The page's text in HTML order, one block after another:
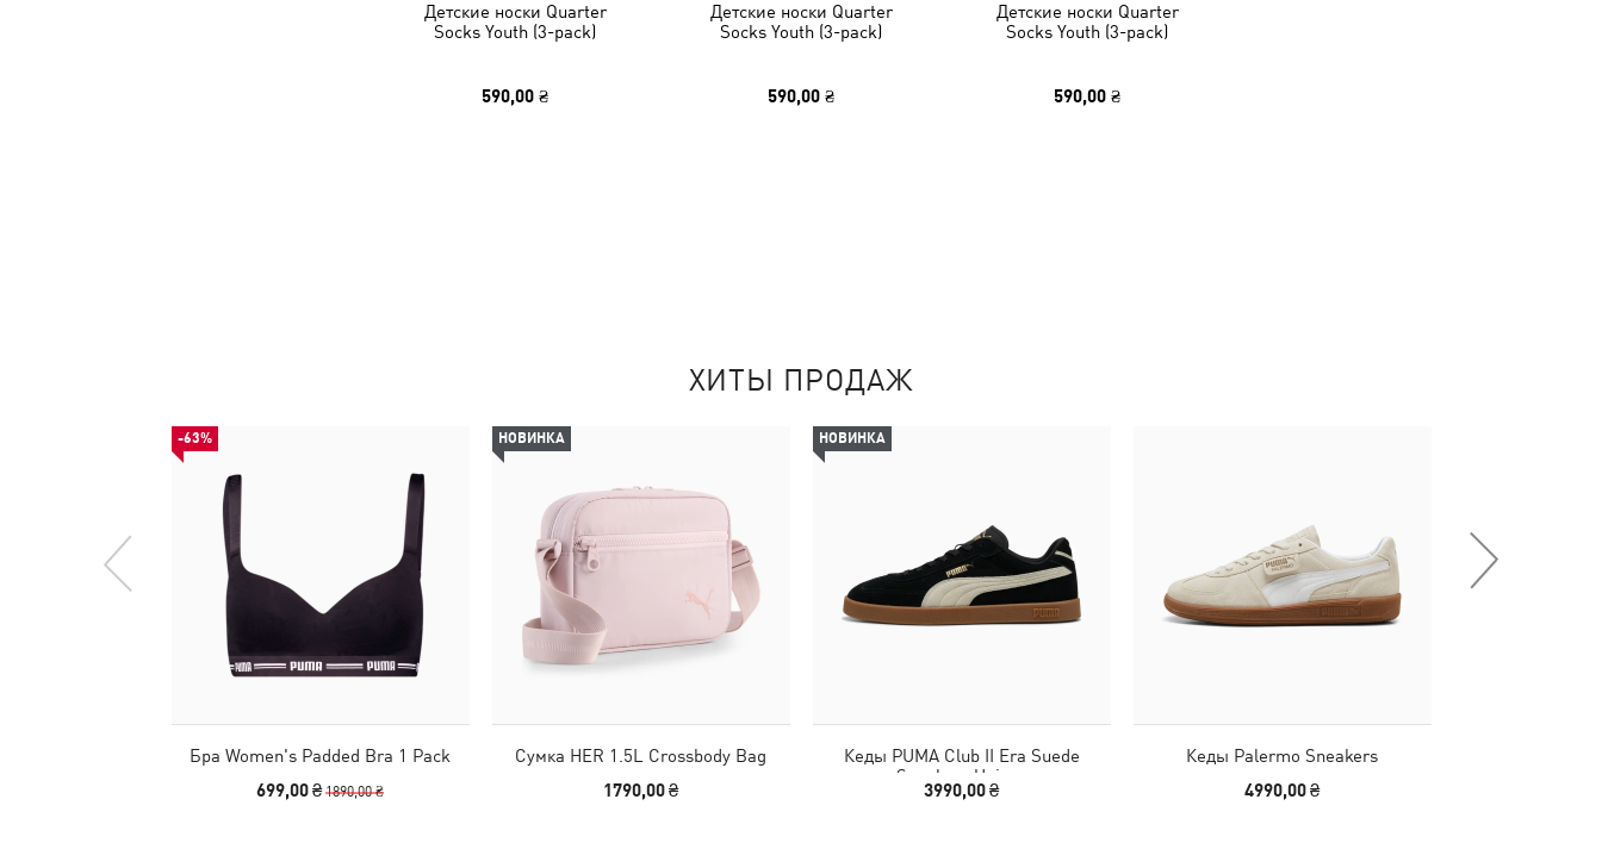
Детские носки Quarter
Socks Youth (3-pack)
590,00 ₴
Детские носки Quarter
Socks Youth (3-pack)
590,00 ₴
Детские носки Quarter
Socks Youth (3-pack)
590,00 ₴
ХИТЫ ПРОДАЖ
-63%
Бра Women's Padded Bra 1 Pack
699,00 ₴1890,00 ₴
НОВИНКА
Сумка HER 1.5L Crossbody Bag
1790,00 ₴
НОВИНКА
Кеды PUMA Club II Era Suede
Sneakers Unisex
3990,00 ₴
Кеды Palermo Sneakers
4990,00 ₴